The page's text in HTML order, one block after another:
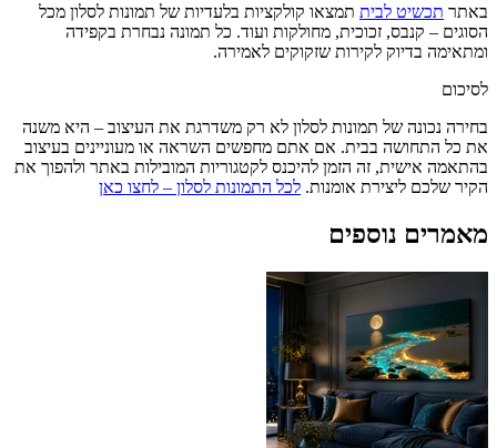
באתר תכשיט לבית תמצאו קולקציות בלעדיות של תמונות לסלון מכל
הסוגים – קנבס, זכוכית, מחולקות ועוד. כל תמונה נבחרת בקפידה
ומתאימה בדיוק לקירות שזקוקים לאמירה.
לסיכום
בחירה נכונה של תמונות לסלון לא רק משדרגת את העיצוב – היא משנה
את כל התחושה בבית. אם אתם מחפשים השראה או מעוניינים בעיצוב
בהתאמה אישית, זה הזמן להיכנס לקטגוריות המובילות באתר ולהפוך את
הקיר שלכם ליצירת אומנות. לכל התמונות לסלון – לחצו כאן
מאמרים נוספים